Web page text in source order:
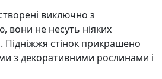
виключно з
вони не несуть ніяких
стінок прикрашено
з декоративними рослинами і